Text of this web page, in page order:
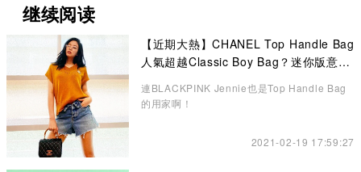
继续阅读
【近期大熱】CHANEL Top Handle Bag
人氣超越Classic Boy Bag？迷你版意想
連BLACKPINK Jennie也是Top Handle Bag
的用家啊！
2021-02-19 17:59:27